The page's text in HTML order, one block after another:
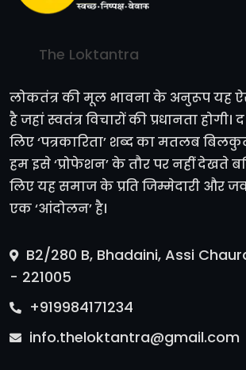
The Loktantra
लोकतंत्र की मूल भावना के अनुरूप यह
है जहां स्वतंत्र विचारों की प्रधानता
लिए ‘पत्रकारिता’ शब्द का मतलब
हम इसे ‘प्रोफेशन’ के तौर पर नहीं देखते
लिए यह समाज के प्रति जिम्मेदारी और
एक ‘आंदोलन’ है।
B2/280 B, Bhadaini, Assi
- 221005
+919984171234
info.theloktantra@gmail.com